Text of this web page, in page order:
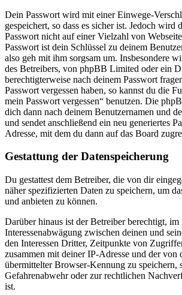
Dein Passwort wird mit einer Einwege-
gespeichert, so dass es sicher ist. Jedoch wird
Passwort nicht auf einer Vielzahl von
Passwort ist dein Schlüssel zu deinem
also geh mit ihm sorgsam um. Insbesondere
des Betreibers, von phpBB Limited oder ein
berechtigterweise nach deinem Passwort
Passwort vergessen haben, so kannst du die
mein Passwort vergessen“ benutzen. Die
dich dann nach deinem Benutzernamen und
und sendet anschließend ein neu generiertes
Adresse, mit dem du dann auf das Board
Gestattung der Datenspeicherung
Du gestattest dem Betreiber, die von dir
näher spezifizierten Daten zu speichern, um
und anbieten zu können.
Darüber hinaus ist der Betreiber berechtigt, im
Interessenabwägung zwischen deinen und
den Interessen Dritter, Zeitpunkte von
zusammen mit deiner IP-Adresse und der von
übermittelter Browser-Kennung zu speichern,
Gefahrenabwehr oder zur rechtlichen
ist.